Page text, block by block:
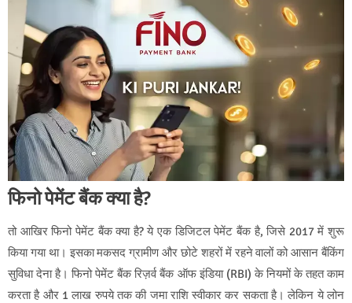
फिनो पेमेंट बैंक क्या है?
तो आखिर फिनो पेमेंट बैंक क्या है? ये एक डिजिटल पेमेंट बैंक है, जिसे 2017 में शुरू
किया गया था। इसका मकसद ग्रामीण और छोटे शहरों में रहने वालों को आसान बैंकिंग
सुविधा देना है। फिनो पेमेंट बैंक रिज़र्व बैंक ऑफ इंडिया (RBI) के नियमों के तहत काम
करता है और 1 लाख रुपये तक की जमा राशि स्वीकार कर सकता है। लेकिन ये लोन